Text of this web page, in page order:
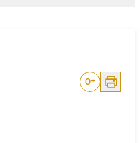
0+